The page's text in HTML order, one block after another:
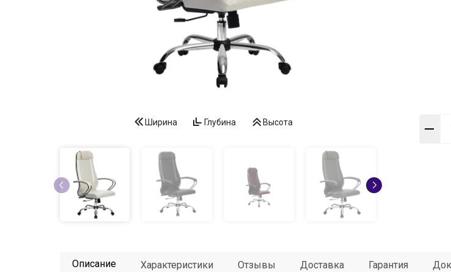
Ширина Глубина Высота
Описание Характеристики Отзывы Доставка Гарантия